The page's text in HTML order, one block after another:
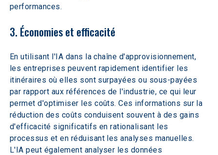
performances.
3. Économies et efficacité
En utilisant l'IA dans la chaîne d'approvisionnement,
les entreprises peuvent rapidement identifier les
itinéraires où elles sont surpayées ou sous-payées
par rapport aux références de l'industrie, ce qui leur
permet d'optimiser les coûts. Ces informations sur la
réduction des coûts conduisent souvent à des gains
d'efficacité significatifs en rationalisant les
processus et en réduisant les analyses manuelles.
L'IA peut également analyser les données